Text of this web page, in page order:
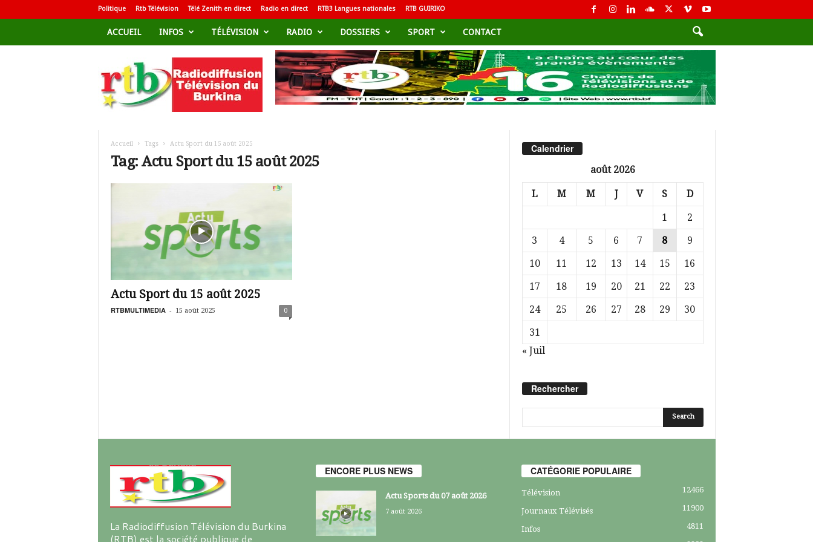
Politique Rtb Télévision Télé Zenith en direct Radio en direct RTB3 Langues nationales RTB GUIRIKO
ACCUEIL INFOS TÉLÉVISION RADIO DOSSIERS SPORT CONTACT
d
i
i
Accueil Tags Actu Sport du 15 août 2025
Tag: Actu Sport du 15 août 2025
Actu Sport du 15 août 2025
RTBMULTIMEDIA - 15 août 2025 0
Calendrier
août 2026
L M M J V S D
1
2
3
4 5 6 7 8
9
10
11 12 13 14 15
16
17
18 19 20 21 22
23
24
25 26 27 28 29
30
31
« Juil
Rechercher
La Radiodiffusion Télévision du Burkina
(RTB) est la société publique de
ENCORE PLUS NEWS
Actu Sports du 07 août 2026
7 août 2026
CATÉGORIE POPULAIRE
Télévision 12466
Journaux Télévisés 11900
Infos
4811